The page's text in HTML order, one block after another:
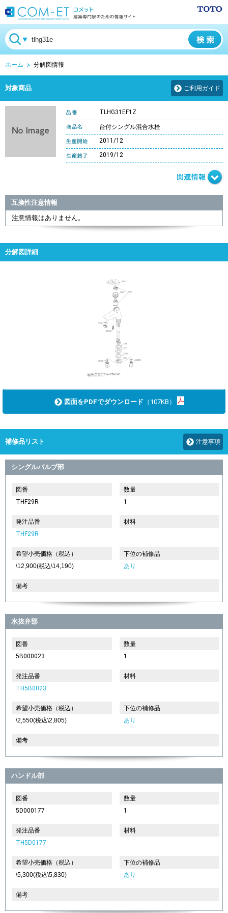
ホーム 分解図情報
対象商品 ご利用ガイド
TLHG31EF1Z
台付シングル混合水栓
2011/12
2019/12
互換性注意情報
注意情報はありません。
分解図詳細
図面をPDFでダウンロード （107KB）
補修品リスト 注意事項
シングルバルブ部
図番
THF29R
数量
1
発注品番
THF29R
材料
希望小売価格（税込）
\12,900(税込\14,190)
下位の補修品
あり
備考
水抜弁部
図番
5B000023
数量
1
発注品番
TH5B0023
材料
希望小売価格（税込）
\2,550(税込\2,805)
下位の補修品
あり
備考
ハンドル部
図番
5D000177
数量
1
発注品番
TH5D0177
材料
希望小売価格（税込）
\5,300(税込\5,830)
下位の補修品
あり
備考